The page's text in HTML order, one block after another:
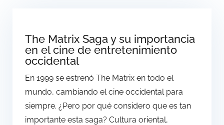
The Matrix Saga y su importancia
en el cine de entretenimiento
occidental
En 1999 se estrenó The Matrix en todo el
mundo, cambiando el cine occidental para
siempre. ¿Pero por qué considero que es tan
importante esta saga? Cultura oriental,